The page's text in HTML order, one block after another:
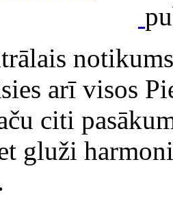
arī visos
citi
gluži